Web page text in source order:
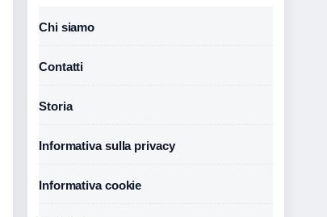
Chi siamo
Contatti
Storia
Informativa sulla privacy
Informativa cookie